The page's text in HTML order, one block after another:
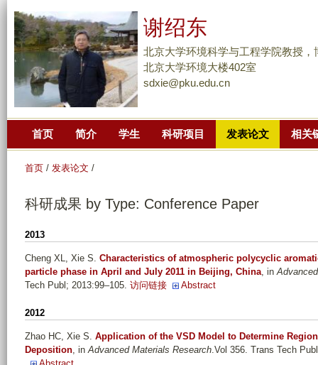
到
主
要
谢绍东
北京大学环境科学与工程学院教授，
北京大学环境大楼402室
sdxie@pku.edu.cn
首页 简介 学生 科研项目 发表论文 相关
首页 / 发表论文 /
科研成果 by Type: Conference Paper
2013
Cheng XL, Xie S. Characteristics of atmospheric polycyclic
particle phase in April and July 2011 in Beijing, China, in
Tech Publ; 2013:99–105. 访问链接 Abstract
2012
Zhao HC, Xie S. Application of the VSD Model to Determine
Deposition, inAdvanced Materials Research.Vol 356. Trans Tech